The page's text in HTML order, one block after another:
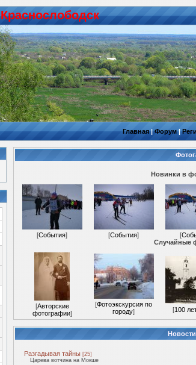
Красноcлободск
Главная|Форум|
Новинки в
[События] [События] [
Случайные
[Авторские
фотографии]
[Фотоэкскурсия по
городу] [100
Разгадывая тайны [25]
Царева вотчина на Мокше